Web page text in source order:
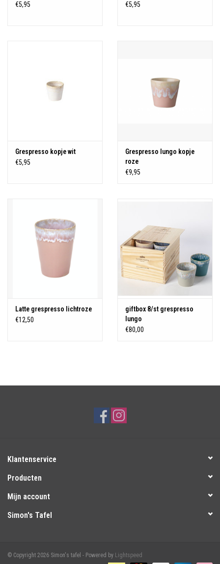
€5,95
€5,95
Grespresso kopje wit
€5,95
Grespresso lungo kopje
roze
€9,95
Latte grespresso lichtroze
€12,50
giftbox 8/st grespresso
lungo
€80,00
Klantenservice
Producten
Mijn account
Simon's Tafel
© Copyright 2026 Simon's tafel - Powered by Lightspeed